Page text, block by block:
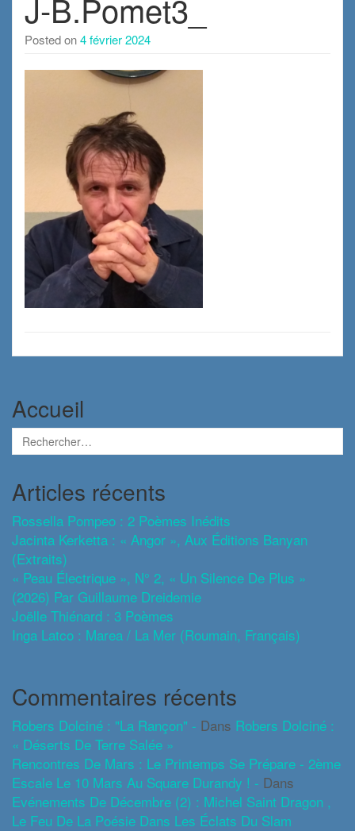
J-B.Pomet3_
Posted on4 février 2024
Accueil
Articles récents
Rossella Pompeo : 2 Poèmes Inédits
Jacinta Kerketta : « Angor », Aux Éditions Banyan
(extraits)
« Peau Électrique », N° 2, « Un Silence De Plus »
(2026) Par Guillaume Dreidemie
Joëlle Thiénard : 3 Poèmes
Inga Latco : Marea / La Mer (roumain, Français)
Commentaires récents
Robers Dolciné : "La Rançon" - Dans Robers Dolciné :
« Déserts De Terre Salée »
Rencontres De Mars : Le Printemps Se Prépare - 2ème
Escale Le 10 Mars Au Square Durandy ! - Dans
Evénements De Décembre (2) : Michel Saint Dragon ,
Le Feu De La Poésie Dans Les Éclats Du Slam